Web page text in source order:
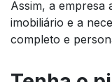
Assim, a empresa
imobiliário e a
completo e